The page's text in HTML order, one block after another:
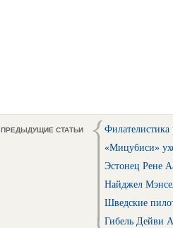
ПРЕДЫДУЩИЕ СТАТЬИ
«Мицубиси»
Эстонец Рене
Найджел
Шведские
Гибель Дейви